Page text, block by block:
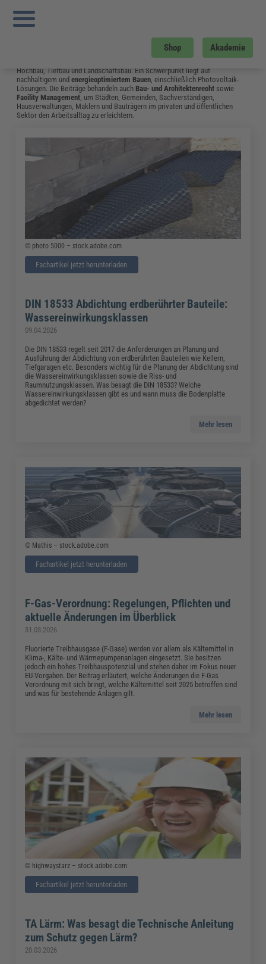
Shop Akademie
Sie sind hier:
Flachdachrichtlinie: im März 2020 Sind Neue Skizzen Hinzugekommen
Bau und Gebäudemanagement
Vom Neubau bis hin zum Umgang mit Bauschäden: Das Fachwissen aus dem
Hochbau, Tiefbau und Landschaftsbau. Ein Schwerpunkt liegt auf
nachhaltigem undenergieoptimiertem Bauen, einschließlich Photovoltaik-
Lösungen. Die Beiträge behandeln auch Bau- und Architektenrecht sowie
Facility Management, um Städten, Gemeinden, Sachverständigen,
Hausverwaltungen, Maklern und Bauträgern im privaten und öffentlichen
Sektor den Arbeitsalltag zu erleichtern.
© photo 5000 – stock.adobe.com
Fachartikel jetzt herunterladen
DIN 18533 Abdichtung erdberührter Bauteile:
Wassereinwirkungsklassen
09.04.2026
Die DIN 18533 regelt seit 2017 die Anforderungen an Planung und
Ausführung der Abdichtung von erdberührten Bauteilen wie Kellern,
Tiefgaragen etc. Besonders wichtig für die Planung der Abdichtung sind
die Wassereinwirkungsklassen sowie die Riss- und
Raumnutzungsklassen. Was besagt die DIN 18533? Welche
Wassereinwirkungsklassen gibt es und wann muss die Bodenplatte
abgedichtet werden?
Mehr lesen
© Mathis – stock.adobe.com
Fachartikel jetzt herunterladen
F-Gas-Verordnung: Regelungen, Pflichten und
aktuelle Änderungen im Überblick
31.03.2026
Fluorierte Treibhausgase (F-Gase) werden vor allem als Kältemittel in
Klima-, Kälte- und Wärmepumpenanlagen eingesetzt. Sie besitzen
jedoch ein hohes Treibhauspotenzial und stehen daher im Fokus neuer
EU-Vorgaben. Der Beitrag erläutert, welche Änderungen die F-Gas
Verordnung mit sich bringt, welche Kältemittel seit 2025 betroffen sind
und was für bestehende Anlagen gilt.
Mehr lesen
© highwaystarz – stock.adobe.com
Fachartikel jetzt herunterladen
TA Lärm: Was besagt die Technische Anleitung
zum Schutz gegen Lärm?
20.03.2026